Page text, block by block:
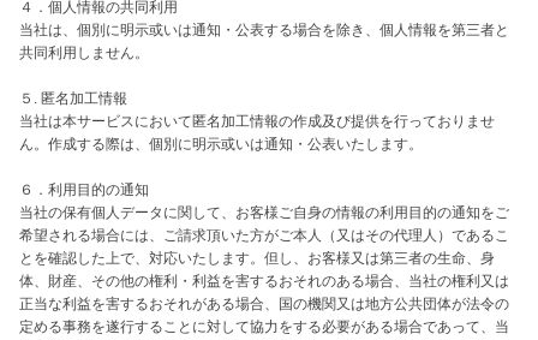
４．個人情報の共同利用
当社は、個別に明示或いは通知・公表する場合を除き、個人情報を第三者と
共同利用しません。
５. 匿名加工情報
当社は本サービスにおいて匿名加工情報の作成及び提供を行っておりませ
ん。作成する際は、個別に明示或いは通知・公表いたします。
６．利用目的の通知
当社の保有個人データに関して、お客様ご自身の情報の利用目的の通知をご
希望される場合には、ご請求頂いた方がご本人（又はその代理人）であるこ
とを確認した上で、対応いたします。但し、お客様又は第三者の生命、身
体、財産、その他の権利・利益を害するおそれのある場合、当社の権利又は
正当な利益を害するおそれがある場合、国の機関又は地方公共団体が法令の
定める事務を遂行することに対して協力をする必要がある場合であって、当